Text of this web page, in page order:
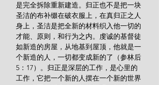
是完全拆除重新建造。归正也不是把一块
圣洁的布补缀在破衣服上，在真归正之人
身上，圣洁是把全新的材料织入他一切的
才能、原则，和行为之内。虔诚的基督徒
如新造的房屋，从地基到屋顶，他就是一
个新造的人，一切都变成新的了（参林后
5：17）。归正是深层的工作，是心里的
工作，它把一个新的人摆在一个新的世界